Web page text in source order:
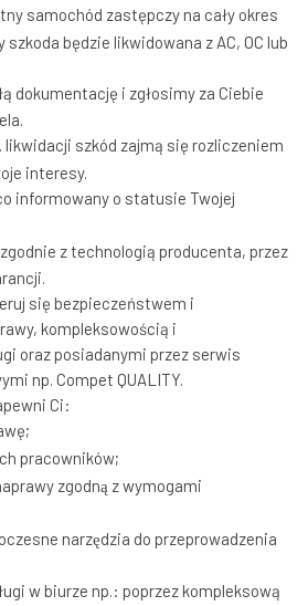
samochód zastępczy na cały okres
będzie likwidowana z AC, OC lub
dokumentację i zgłosimy za Ciebie
likwidacji szkód zajmą się rozliczeniem
interesy.
informowany o statusie Twojej
z technologią producenta, przez
się bezpieczeństwem i
kompleksowością i
oraz posiadanymi przez serwis
np. Compet QUALITY.
Ci:
pracowników;
zgodną z wymogami
narzędzia do przeprowadzenia
w biurze np.: poprzez kompleksową